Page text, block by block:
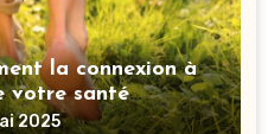
la connexion à
votre santé
2025